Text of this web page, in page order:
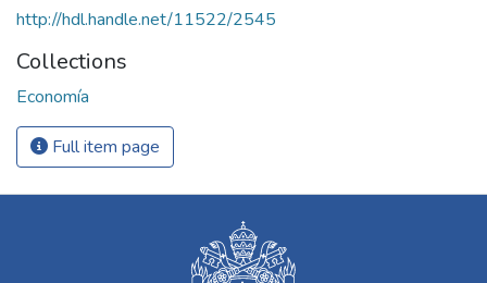
http://hdl.handle.net/11522/2545
Collections
Economía
Full item page